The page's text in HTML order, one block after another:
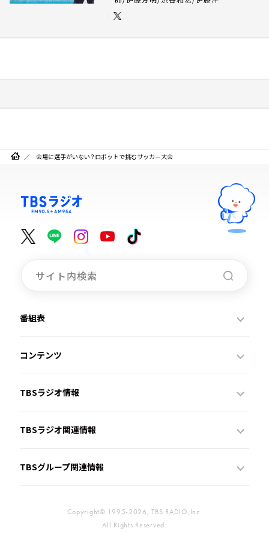
会場に選手がいない？ロボットで挑むサッカー大会
番組表
コンテンツ
TBSラジオ情報
TBSラジオ関連情報
TBSグループ関連情報
Copyright© 1995-2026, TBS RADIO,Inc.
All Rights Reserved.